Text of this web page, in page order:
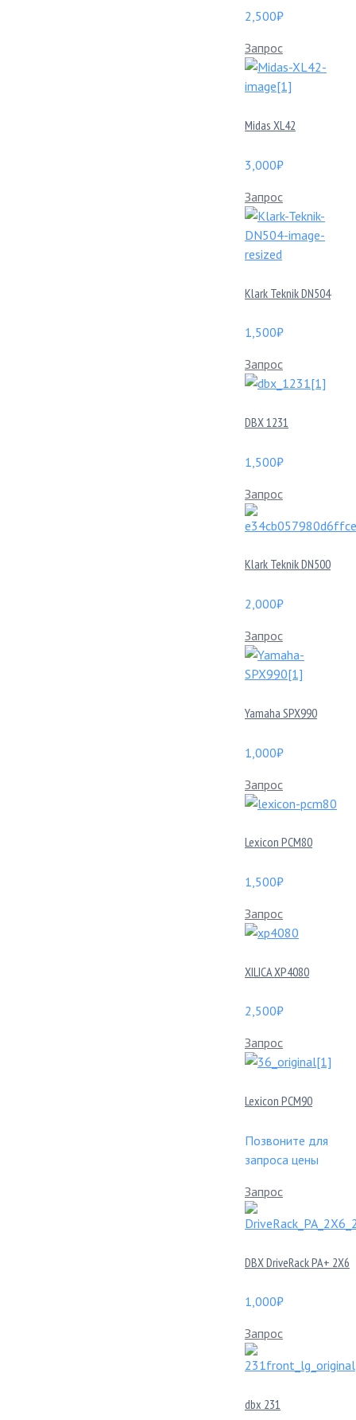
2,500₽
Запрос
Midas XL42
3,000₽
Запрос
Klark Teknik DN504
1,500₽
Запрос
DBX 1231
1,500₽
Запрос
Klark Teknik DN500
2,000₽
Запрос
Yamaha SPX990
1,000₽
Запрос
Lexicon PCM80
1,500₽
Запрос
XILICA XP4080
2,500₽
Запрос
Lexicon PCM90
Позвоните для
запроса цены
Запрос
DBX DriveRack PA+ 2X6
1,000₽
Запрос
dbx 231